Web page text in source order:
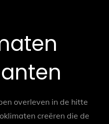
overleven in de hitte
creëren die de